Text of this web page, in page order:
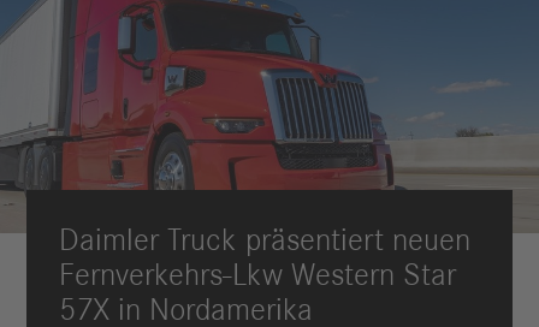
Daimler Truck präsentiert neuen
Fernverkehrs-Lkw Western Star
57X in Nordamerika